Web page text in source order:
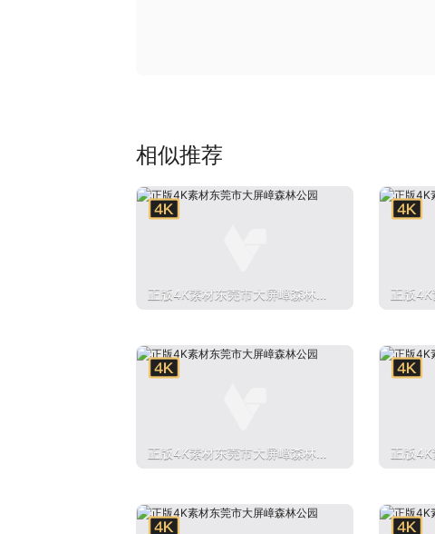
相似推荐
正版4K素材东莞市大屏嶂森林公
正版4K
正版4K素材东莞市大屏嶂森林公
正版4K